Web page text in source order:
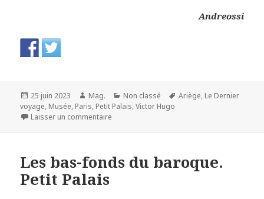
Andreossi
Publié
le
25 juin 2023 Auteur
Mag. Catégories
Non classé
Mots-
Ariège, Le Dernier
voyage, Musée, Paris, Petit Palais,Victor Hugo
Laisser un commentaire
Les bas-fonds du baroque.
Petit Palais